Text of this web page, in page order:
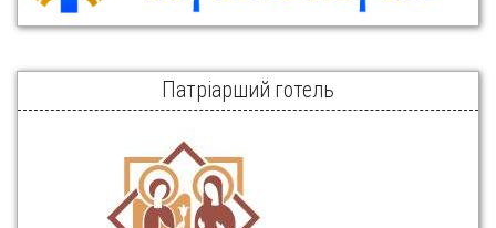
Патріарший готель